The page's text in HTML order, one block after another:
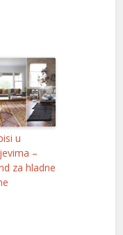
u
–
za hladne